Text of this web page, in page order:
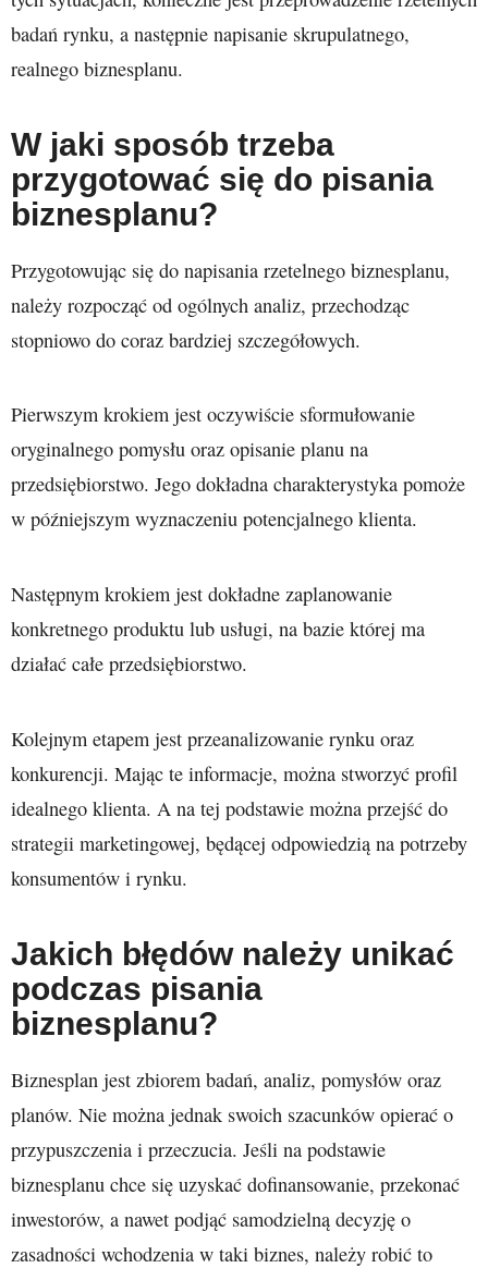
badań rynku, a następnie napisanie skrupulatnego,
realnego biznesplanu.
W jaki sposób trzeba
przygotować się do pisania
biznesplanu?
Przygotowując się do napisania rzetelnego biznesplanu,
należy rozpocząć od ogólnych analiz, przechodząc
stopniowo do coraz bardziej szczegółowych.
Pierwszym krokiem jest oczywiście sformułowanie
oryginalnego pomysłu oraz opisanie planu na
przedsiębiorstwo. Jego dokładna charakterystyka pomoże
w późniejszym wyznaczeniu potencjalnego klienta.
Następnym krokiem jest dokładne zaplanowanie
konkretnego produktu lub usługi, na bazie której ma
działać całe przedsiębiorstwo.
Kolejnym etapem jest przeanalizowanie rynku oraz
konkurencji. Mając te informacje, można stworzyć profil
idealnego klienta. A na tej podstawie można przejść do
strategii marketingowej, będącej odpowiedzią na potrzeby
konsumentów i rynku.
Jakich błędów należy unikać
podczas pisania
biznesplanu?
Biznesplan jest zbiorem badań, analiz, pomysłów oraz
planów. Nie można jednak swoich szacunków opierać o
przypuszczenia i przeczucia. Jeśli na podstawie
biznesplanu chce się uzyskać dofinansowanie, przekonać
inwestorów, a nawet podjąć samodzielną decyzję o
zasadności wchodzenia w taki biznes, należy robić to